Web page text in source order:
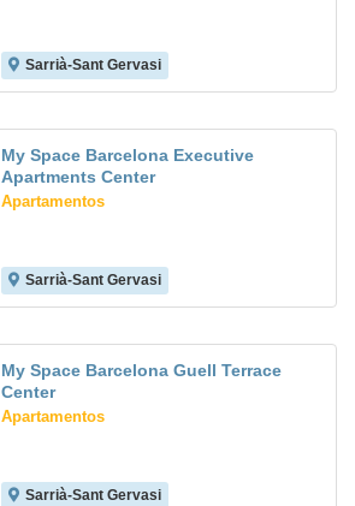
Sarrià-Sant Gervasi
My Space Barcelona Executive
Apartments Center
Apartamentos
Sarrià-Sant Gervasi
My Space Barcelona Guell Terrace
Center
Apartamentos
Sarrià-Sant Gervasi